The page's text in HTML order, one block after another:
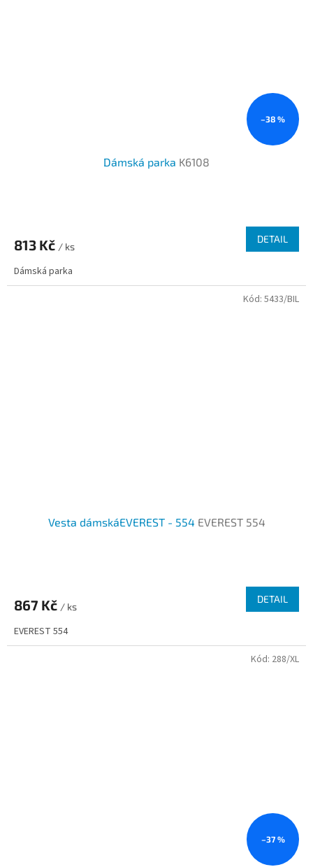
–38 %
Dámská parka K6108
813 Kč / ks
DETAIL
Dámská parka
Vesta dámskáEVEREST - 554 EVEREST 554
867 Kč / ks
DETAIL
EVEREST 554
Kód: 5433/BIL
–37 %
Kód: 288/XL